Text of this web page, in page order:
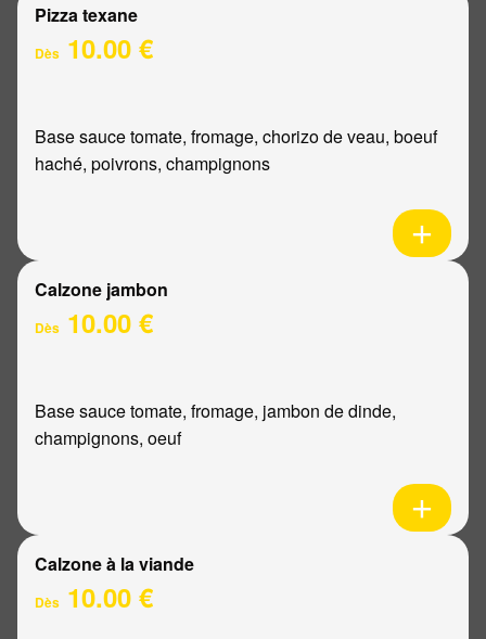
Pizza texane
Dès 10.00 €
Base sauce tomate, fromage, chorizo de veau, boeuf
haché, poivrons, champignons
Calzone jambon
Dès 10.00 €
Base sauce tomate, fromage, jambon de dinde,
champignons, oeuf
Calzone à la viande
Dès 10.00 €